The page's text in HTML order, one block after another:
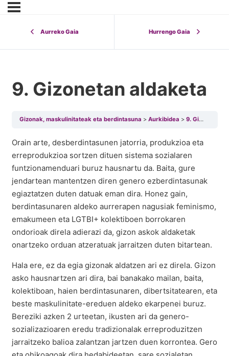
Aurreko Gaia Hurrengo Gaia
9. Gizonetan aldaketa
Gizonak, maskulinitateak eta berdintasuna Aurkibidea 9. Gizonetan aldaketa
Orain arte, desberdintasunen jatorria, produkzioa eta
erreprodukzioa sortzen dituen sistema sozialaren
funtzionamenduari buruz hausnartu da. Baita, gure
jendartean mantentzen diren genero ezberdintasunak
egiaztatzen duten datuak eman dira. Honez gain,
berdintasunaren aldeko aurrerapen nagusiak feminismo,
emakumeen eta LGTBI+ kolektiboen borrokaren
ondorioak direla adierazi da, gizon askok aldaketak
onartzeko orduan atzeratuak jarraitzen duten bitartean.
Hala ere, ez da egia gizonak aldatzen ari ez direla. Gizon
asko hausnartzen ari dira, bai banakako mailan, baita,
kolektiboan, haien berdintasunaren, dibertsitatearen, eta
beste maskulinitate-ereduen aldeko ekarpenei buruz.
Bereziki azken 2 urteetan, ikusten ari da genero-
sozializazioaren eredu tradizionalak erreproduzitzen
jarraitzeko balioa zalantzan jartzen duen korrontea. Gero